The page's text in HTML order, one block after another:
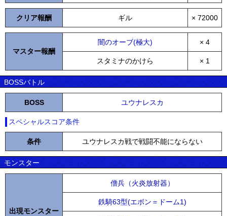
クリア報酬 ギル × 72000
マスター報酬
闇のオーブ(極大) × 4
スタミナのかけら × 1
BOSSバトル
BOSS ユウナレスカ
スペシャルスコア条件
条件 ユウナレスカ戦で戦闘不能にならない
モンスター
出現モンスター
僧兵（火炎放射器）
鉄騎63型(エボン＝ドーム1)